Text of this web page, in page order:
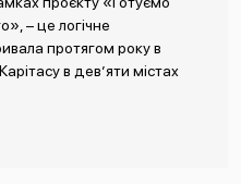
– це логічне
протягом року в
в дев’яти містах